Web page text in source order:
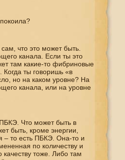
что это может быть.
канала. Если ты это
там какие-то фибриновые
ты говоришь «в
но на каком уровне? На
канала, или на уровне
Что может быть в
быть, кроме энергии,
– то есть ПБКЭ. Она-то и
по количеству и
качеству тоже. Либо там